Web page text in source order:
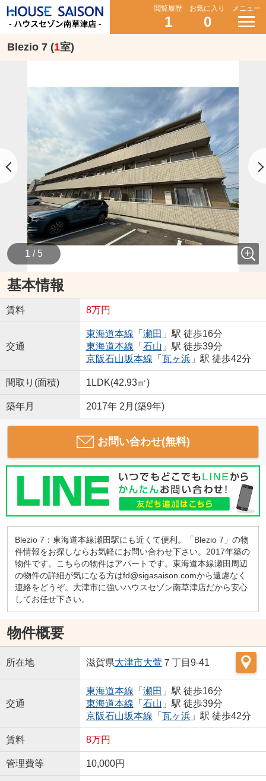
閲覧履歴
1
お気に入り
0
メニュー
Blezio 7 (1室)
1 / 5
基本情報
賃料 8万円
交通
東海道本線 「 瀬田 」駅 徒歩16分
東海道本線 「 石山 」駅 徒歩39分
京阪石山坂本線 「 瓦ヶ浜」駅 徒歩42分
間取り(面積) 1LDK(42.93㎡)
築年月 2017年 2月(築9年)
お問い合わせ(無料)
Blezio 7：東海道本線瀬田駅にも近くて便利。「Blezio 7」の物
件情報をお探しならお気軽にお問い合わせ下さい。2017年築の
物件です。こちらの物件はアパートです。東海道本線瀬田周辺
の物件の詳細が気になる方はfd@sigasaison.comから遠慮なく
連絡をどうぞ。大津市に強いハウスセゾン南草津店だから安心
してお任せ下さい。
物件概要
所在地 滋賀県大津市大萱７丁目9-41
交通
東海道本線 「 瀬田 」駅 徒歩16分
東海道本線 「 石山 」駅 徒歩39分
京阪石山坂本線 「 瓦ヶ浜」駅 徒歩42分
賃料 8万円
管理費等 10,000円